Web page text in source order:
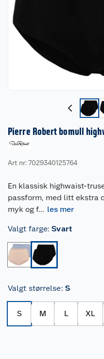
Pierre Robert bomull
Art nr: 7029340125764
En klassisk highwaist-
passform, med litt ekstra
myk og f... les mer
Valgt farge: Svart
Valgt størrelse: S
S M L XL